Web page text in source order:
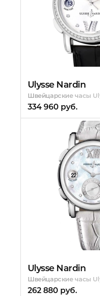
Ulysse Nardin
Швейцарские часы
334 960 руб.
Ulysse Nardin
Швейцарские часы
262 880 руб.